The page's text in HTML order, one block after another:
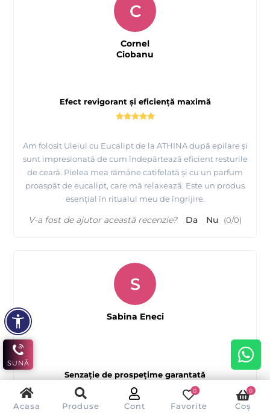
Acasa Produse Cont Favorite
0
Coș
0
Efect revigorant și eficiență maximă
Am folosit Uleiul cu Eucalipt de la ATHINA după epilare și
sunt impresionată de cum îndepărtează eficient resturile
de ceară. Pielea mea rămâne catifelată și cu un parfum
proaspăt de eucalipt, care mă relaxează. Este un produs
esențial în ritualul meu de îngrijire.
C
Cornel
Ciobanu
V-a fost de ajutor această recenzie? Da Nu (0/0)
Senzație de prospețime garantată
S
Sabina Eneci
SUNĂ